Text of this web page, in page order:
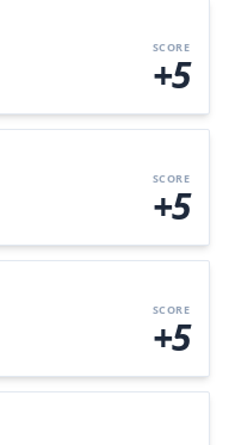
SCORE
+5
SCORE
+5
SCORE
+5